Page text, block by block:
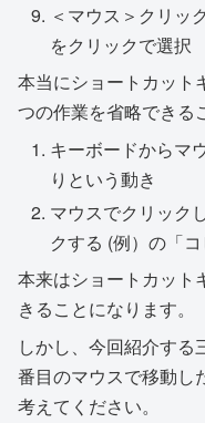
＜マウス＞クリッ
をクリックで選択
本当にショートカット
つの作業を省略できる
キーボードからマ
りという動き
マウスでクリック
クする (例）の「
本来はショートカット
きることになります。
しかし、今回紹介す
番目のマウスで移動し
考えてください。